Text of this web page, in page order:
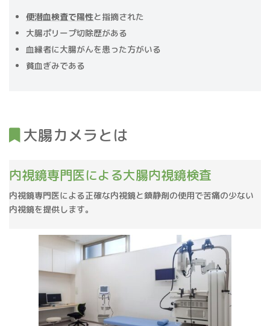
便潜血検査で陽性と指摘された
大腸ポリープ切除歴がある
血縁者に大腸がんを患った方がいる
貧血ぎみである
大腸カメラとは
内視鏡専門医による大腸内視鏡検査
内視鏡専門医による正確な内視鏡と鎮静剤の使用で苦痛の少ない
内視鏡を提供します。